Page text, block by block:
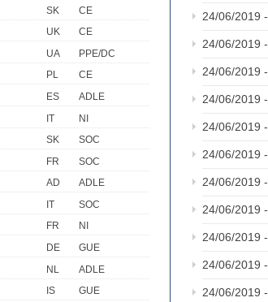
SK
CE
UK
CE
UA
PPE/DC
PL
CE
ES
ADLE
IT
NI
SK
SOC
FR
SOC
AD
ADLE
IT
SOC
FR
NI
DE
GUE
NL
ADLE
IS
GUE
24/06/2019 -
24/06/2019 -
24/06/2019 -
24/06/2019 -
24/06/2019 -
24/06/2019 -
24/06/2019 -
24/06/2019 -
24/06/2019 -
24/06/2019 -
24/06/2019 -